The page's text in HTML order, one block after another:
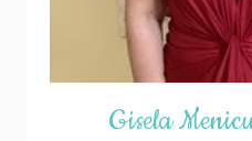
Gisela